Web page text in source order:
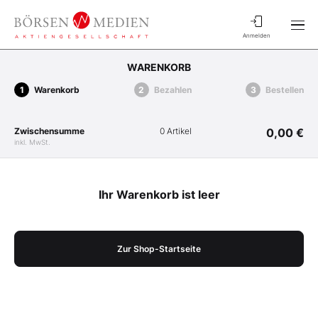
Anmelden
WARENKORB
Warenkorb Bezahlen Bestellen
Zwischensumme
inkl. MwSt.
0 Artikel 0,00 €
Ihr Warenkorb ist leer
Zur Shop-Startseite